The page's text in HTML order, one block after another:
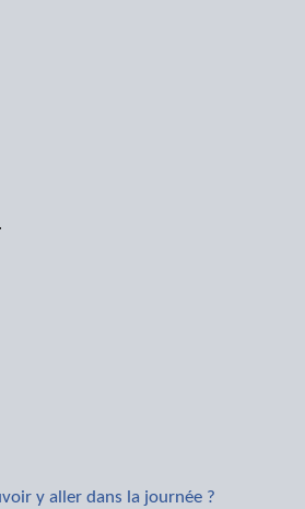
y aller dans la journée ?